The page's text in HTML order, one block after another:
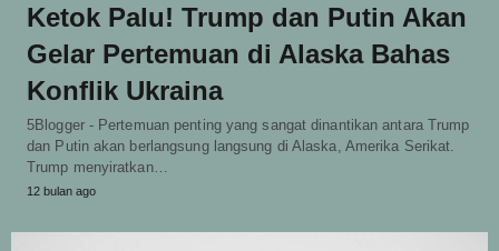
Ketok Palu! Trump dan Putin Akan
Gelar Pertemuan di Alaska Bahas
Konflik Ukraina
5Blogger - Pertemuan penting yang sangat dinantikan antara Trump
dan Putin akan berlangsung langsung di Alaska, Amerika Serikat.
Trump menyiratkan…
12 bulan ago